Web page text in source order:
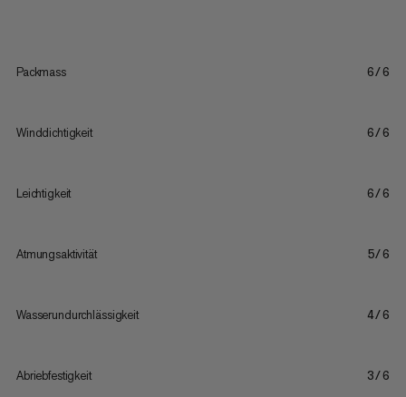
Packmass 6/6
Winddichtigkeit 6/6
Leichtigkeit 6/6
Atmungsaktivität 5/6
Wasserundurchlässigkeit 4/6
Abriebfestigkeit 3/6